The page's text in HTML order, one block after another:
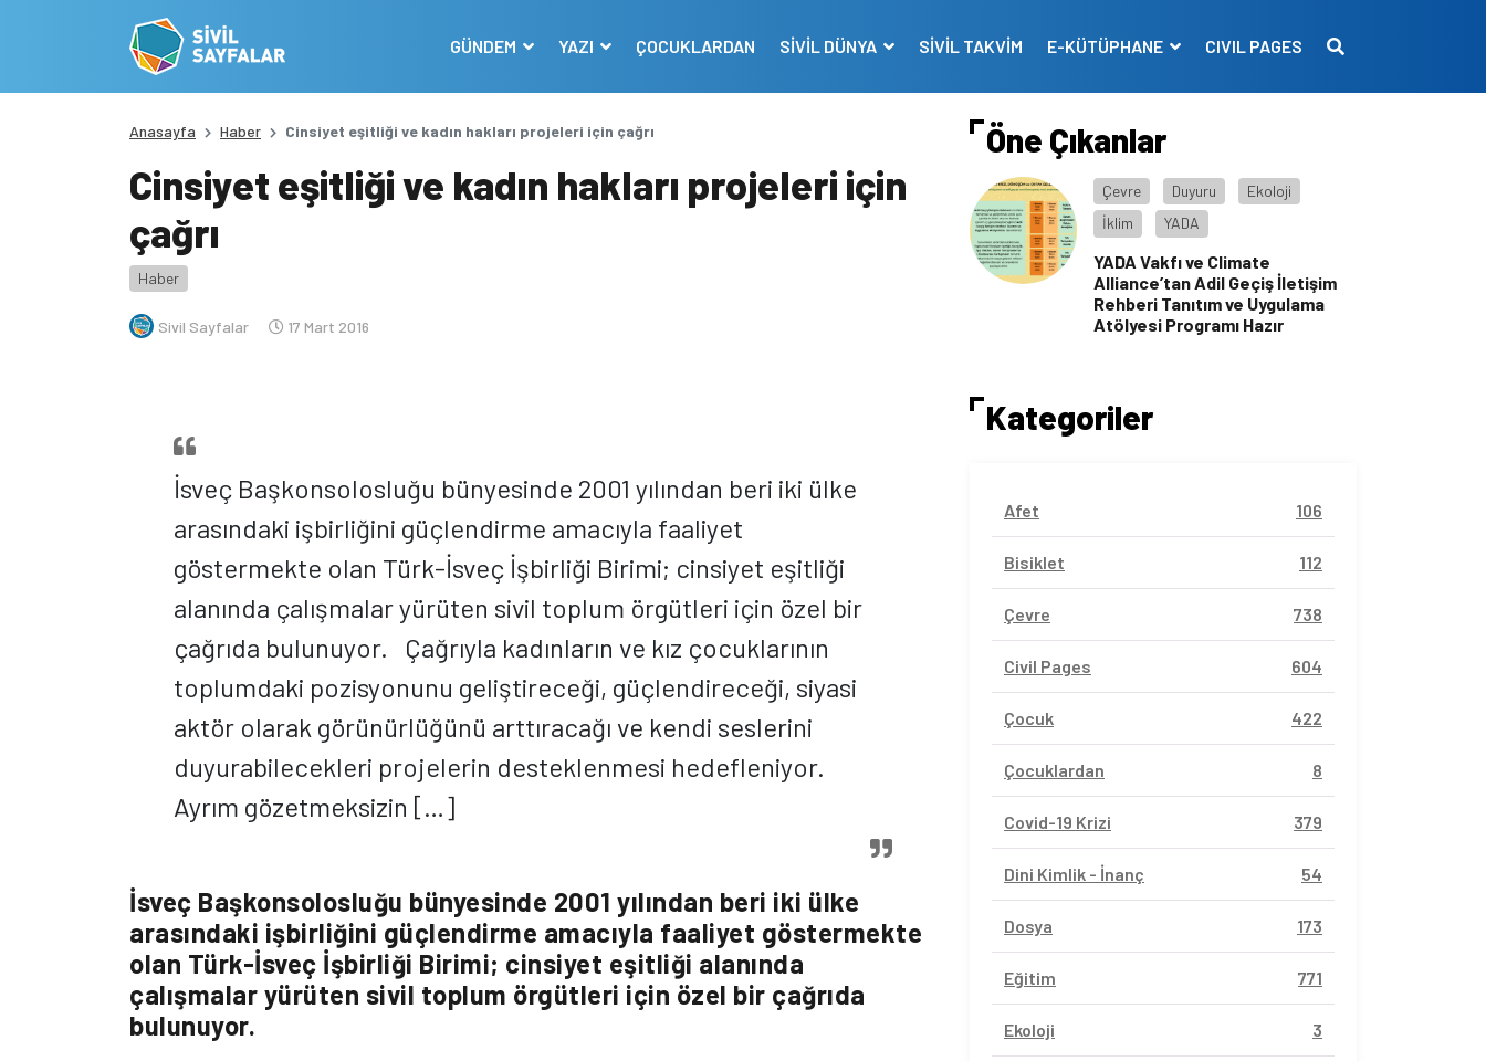
GÜNDEM YAZI ÇOCUKLARDAN SİVİL DÜNYA SİVİL TAKVİM E-KÜTÜPHANE CIVIL PAGES
Anasayfa Haber Cinsiyet eşitliği ve kadın hakları projeleri için çağrı
Cinsiyet eşitliği ve kadın hakları projeleri için
çağrı
Haber
Sivil Sayfalar 17 Mart 2016
İsveç Başkonsolosluğu bünyesinde 2001 yılından beri iki ülke
arasındaki işbirliğini güçlendirme amacıyla faaliyet
göstermekte olan Türk-İsveç İşbirliği Birimi; cinsiyet eşitliği
alanında çalışmalar yürüten sivil toplum örgütleri için özel bir
çağrıda bulunuyor. Çağrıyla kadınların ve kız çocuklarının
toplumdaki pozisyonunu geliştireceği, güçlendireceği, siyasi
aktör olarak görünürlüğünü arttıracağı ve kendi seslerini
duyurabilecekleri projelerin desteklenmesi hedefleniyor.
Ayrım gözetmeksizin […]
İsveç Başkonsolosluğu bünyesinde 2001 yılından beri iki ülke
arasındaki işbirliğini güçlendirme amacıyla faaliyet göstermekte
olan Türk-İsveç İşbirliği Birimi; cinsiyet eşitliği alanında
çalışmalar yürüten sivil toplum örgütleri için özel bir çağrıda
bulunuyor.
Öne Çıkanlar
Çevre Duyuru
Ekoloji
İklim
YADA
YADA Vakfı ve Climate
Alliance’tan Adil Geçiş İletişim
Rehberi Tanıtım ve Uygulama
Atölyesi Programı Hazır
Kategoriler
Afet 106
Bisiklet 112
Çevre 738
Civil Pages 604
Çocuk 422
Çocuklardan 8
Covid-19 Krizi 379
Dini Kimlik - İnanç 54
Dosya 173
Eğitim 771
Ekoloji 3